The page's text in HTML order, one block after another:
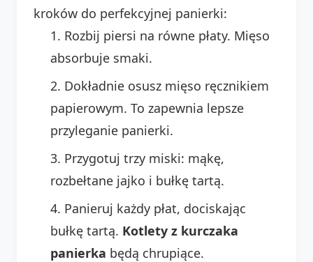
kroków do perfekcyjnej panierki:
Rozbij piersi na równe płaty. Mięso
absorbuje smaki.
Dokładnie osusz mięso ręcznikiem
papierowym. To zapewnia lepsze
przyleganie panierki.
Przygotuj trzy miski: mąkę,
rozbełtane jajko i bułkę tartą.
Panieruj każdy płat, dociskając
bułkę tartą. Kotlety z kurczaka
panierka będą chrupiące.